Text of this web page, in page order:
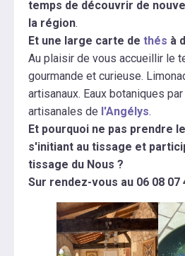
temps de découvrir de
la région.
Et une large carte de thés à
Au plaisir de vous accueillir le
gourmande et curieuse.
artisanaux. Eaux botaniques par
artisanales de l'Angélys.
Et pourquoi ne pas prendre
s'initiant au tissage et
tissage du Nous ?
Sur rendez-vous au 06 08 07